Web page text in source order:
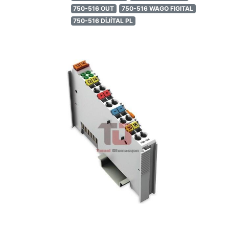
750-516 OUT
750-516 WAGO FIGITAL
750-516 DİJİTAL PL